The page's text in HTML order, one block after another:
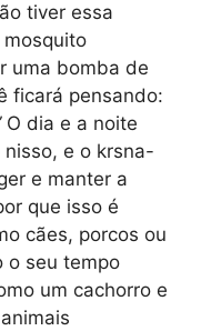
tiver essa
uma bomba de
ficará pensando:
O dia e a noite
e o krsna-
e manter a
que isso é
cães, porcos ou
o seu tempo
um cachorro e